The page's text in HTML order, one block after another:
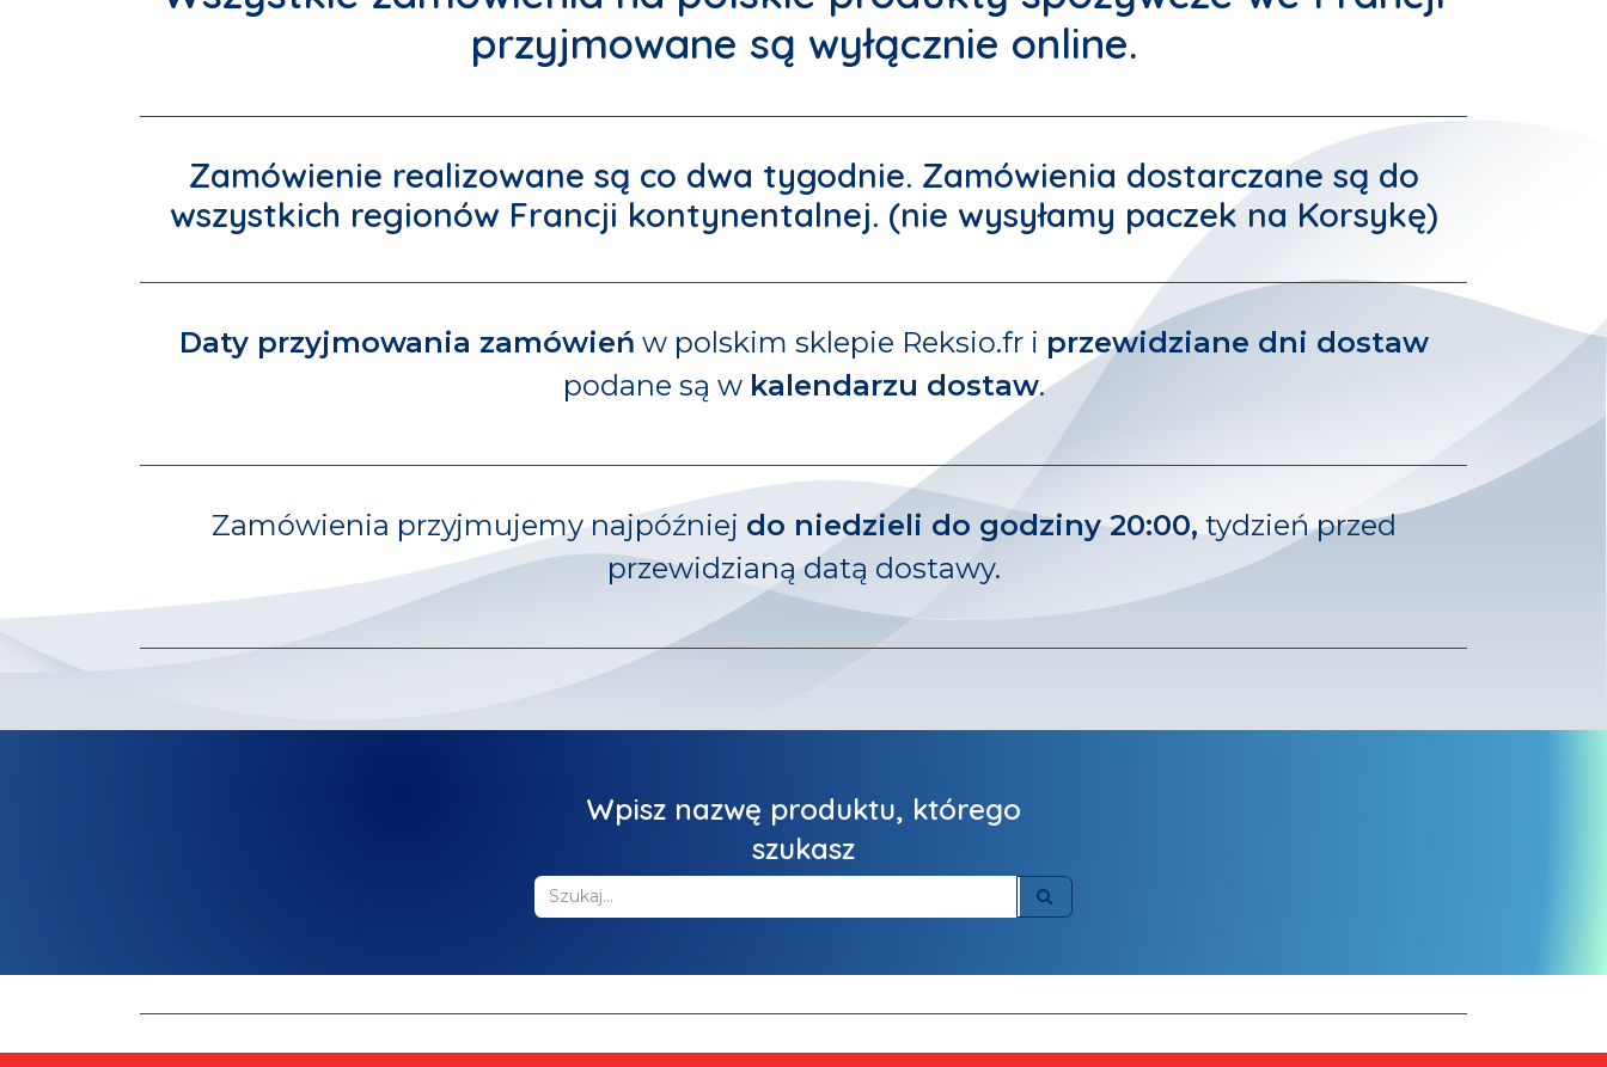
przyjmowane są wyłącznie online.
Zamówienie realizowane są co dwa tygodnie. Zamówienia dostarczane są do
wszystkich regionów Francji kontynentalnej. (nie wysyłamy paczek na Korsykę)
Daty przyjmowania zamówień w polskim sklepie Reksio.fr i przewidziane dni dostaw
podane są w kalendarzu dostaw.
Zamówienia przyjmujemy najpóźniej do niedzieli do godziny 20:00, tydzień przed
przewidzianą datą dostawy.
Wpisz nazwę produktu, którego
szukasz